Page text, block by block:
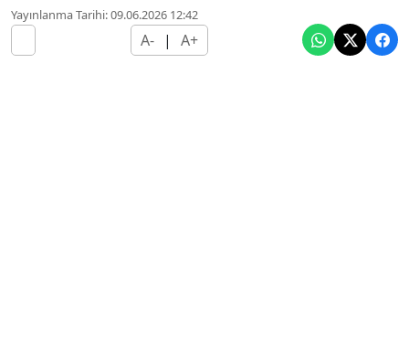
Yayınlanma Tarihi: 09.06.2026 12:42
A- | A+